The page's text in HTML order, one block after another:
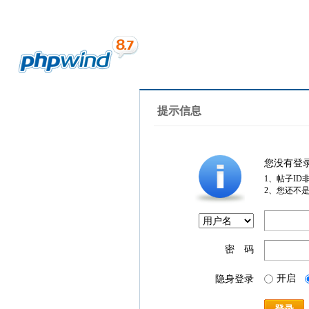
提示信息
您没有登
1、帖子ID
2、您还不
密 码
隐身登录 开启